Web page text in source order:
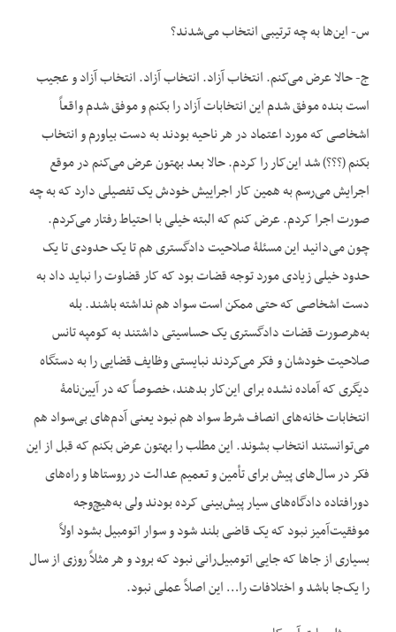
س- این‌ها به چه ترتیبی انتخاب می‌شدند؟
ج- حالا عرض می‌کنم. انتخاب آزاد. انتخاب آزاد. انتخاب آزاد و عجیب
است بنده موفق شدم این انتخابات آزاد را بکنم و موفق شدم واقعاً
اشخاصی که مورد اعتماد در هر ناحیه بودند به دست بیاورم و انتخاب
بکنم (؟؟؟) شد این‌کار را کردم. حالا بعد بهتون عرض می‌کنم در موقع
اجرایش می‌رسم به همین کار اجراییش خودش یک تفصیلی دارد که به چه
صورت اجرا کردم. عرض کنم که البته خیلی با احتیاط رفتار می‌کردم.
چون می‌دانید این مسئلۀ صلاحیت دادگستری هم تا یک حدودی تا یک
حدود خیلی زیادی مورد توجه قضات بود که کار قضاوت را نباید داد به
دست اشخاصی که حتی ممکن است سواد هم نداشته باشند. بله
به‌هرصورت قضات دادگستری یک حساسیتی داشتند به کومپه تانس
صلاحیت خودشان و فکر می‌کردند نبایستی وظایف قضایی را به دستگاه
دیگری که آماده نشده برای این‌کار بدهند، خصوصاً که در آیین‌نامۀ
انتخابات خانه‌های انصاف شرط سواد هم نبود یعنی آدم‌های بی‌سواد هم
می‌توانستند انتخاب بشوند. این مطلب را بهتون عرض بکنم که قبل از این
فکر در سال‌های پیش برای تأمین و تعمیم عدالت در روستاها و راه‌های
دورافتاده دادگاه‌های سیار پیش‌بینی کرده بودند ولی به‌هیچ‌وجه
موفقیت‌آمیز نبود که یک قاضی بلند شود و سوار اتومبیل بشود اولاً
بسیاری از جاها که جایی اتومبیل‌رانی نبود که برود و هر مثلاً روزی از سال
را یک‌جا باشد و اختلافات را… این اصلاً عملی نبود.